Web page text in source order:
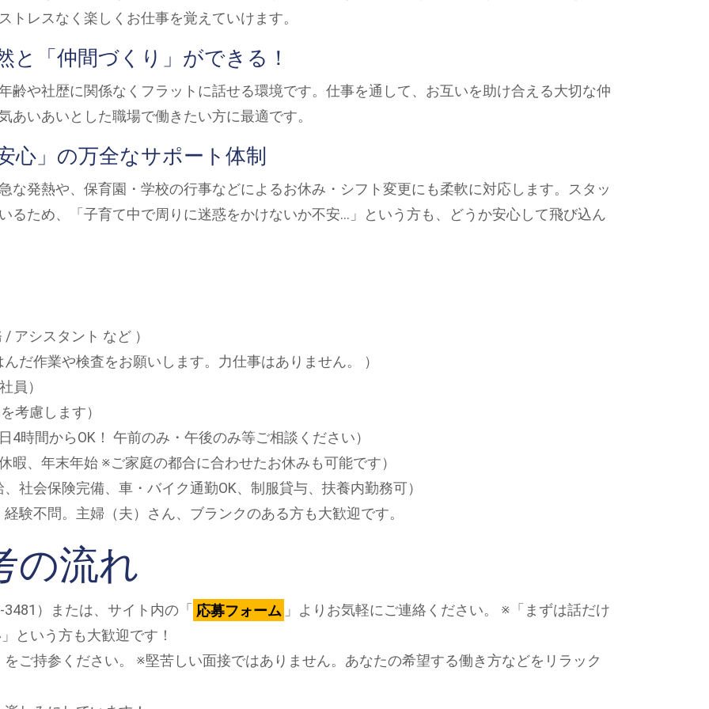
レスなく楽しくお仕事を覚えていけます。
と「仲間づくり」ができる！
齢や社歴に関係なくフラットに話せる環境です。仕事を通して、お互いを助け合える大切な仲
いあいとした職場で働きたい方に最適です。
心」の万全なサポート体制
な発熱や、保育園・学校の行事などによるお休み・シフト変更にも柔軟に対応します。スタッ
るため、「子育て中で周りに迷惑をかけないか不安…」という方も、どうか安心して飛び込ん
アシスタント など ）
だ作業や検査をお願いします。力仕事はありません。 ）
員）
考慮します）
4時間からOK！ 午前のみ・午後のみ等ご相談ください）
暇、年末年始 ※ご家庭の都合に合わせたお休みも可能です）
社会保険完備、車・バイク通勤OK、制服貸与、扶養内勤務可）
験不問。主婦（夫）さん、ブランクのある方も大歓迎です。
の流れ
）または、サイト内の「 応募フォーム 」よりお気軽にご連絡ください。 ※「まずは話だけ
という方も大歓迎です！
ご持参ください。 ※堅苦しい面接ではありません。あなたの希望する働き方などをリラック